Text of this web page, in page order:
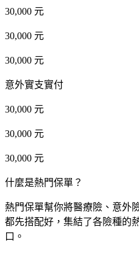
30,000 元
30,000 元
30,000 元
意外實支實付
30,000 元
30,000 元
30,000 元
什麼是熱門保單？
熱門保單幫你將醫療險、意外
都先搭配好，集結了各險種的
口。